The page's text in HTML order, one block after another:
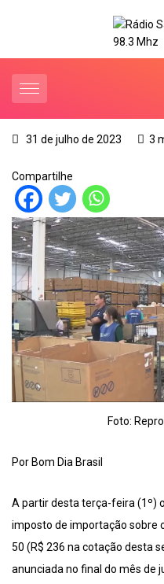
31 de julho de 2023 3
Compartilhe
Foto:
Por Bom Dia Brasil
A partir desta terça-feira (1º)
imposto de importação sobre
50 (R$ 236 na cotação desta
anunciada no final do mês de